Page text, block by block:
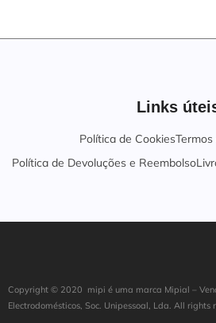
Links
Política de Cookies
Política de Devoluções e Reembolso
Copyright © 2020 mipi é uma marca Mipial –
Electrodomésticos, Soc. Unipessoal, Lda. All rights